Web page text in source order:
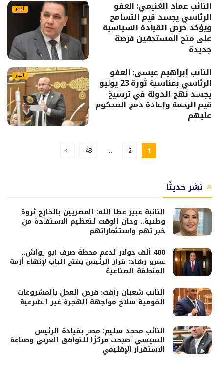
أخبار النائب عماد الغنيمي: العفو
الرئاسي يجسد قيم التسامح
ويؤكد حرص القيادة السياسية
على منح المستحقين فرصة
جديدة
أخبار النائب إبراهيم عيسي: العفو
الرئاسي بمناسبة ثورة 23 يوليو
يجسد نهج الدولة في ترسيخ
قيم الرحمة وإعادة دمج المحكوم
عليهم
1
2
…
43
نشر حديثًا
النائبة عبير عطا الله: المصريين بالخارج ثروة
وطنية.. وحان الوقت لتعظيم الاستفادة من
خبراتهم واستثماراتهم
400 ألف دولار لدعم محطة صرف أبو رواش..
عمرو رشاد: قرار الرئيس يفتح الباب لإنهاء أزمة
المنطقة الصناعية
النائب شعبان رأفت: فرص العمل بالمشروعات
القومية سلاح مواجهة الهجرة غير الشرعية
النائب محمد سليم: مصر بقيادة الرئيس
السيسي أصبحت مركزًا للتوافق العربي وصناعة
الاستقرار الإقليمي